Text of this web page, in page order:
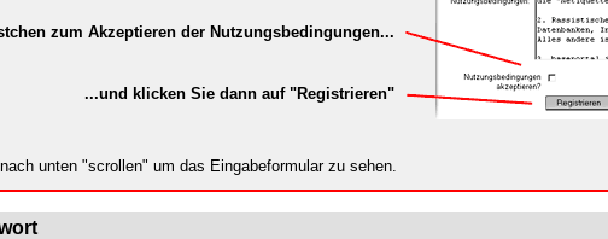
zum Akzeptieren der Nutzungsbedingungen...
...und klicken Sie dann auf "Registrieren"
unten "scrollen" um das Eingabeformular zu sehen.